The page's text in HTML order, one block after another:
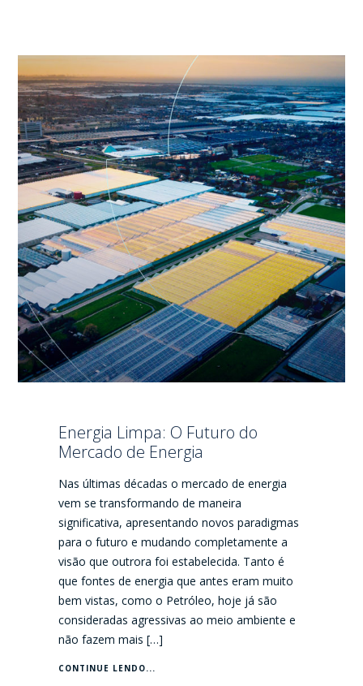
Energia Limpa: O Futuro do
Mercado de Energia
Nas últimas décadas o mercado de energia
vem se transformando de maneira
significativa, apresentando novos paradigmas
para o futuro e mudando completamente a
visão que outrora foi estabelecida. Tanto é
que fontes de energia que antes eram muito
bem vistas, como o Petróleo, hoje já são
consideradas agressivas ao meio ambiente e
não fazem mais […]
CONTINUE LENDO...